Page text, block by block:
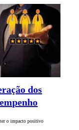
dos
ter o impacto positivo